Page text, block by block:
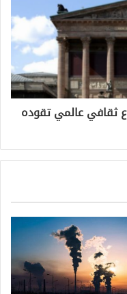
ثقافي عالمي تقوده